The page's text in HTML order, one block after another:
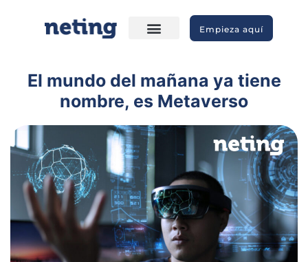
Empieza aquí
El mundo del mañana ya tiene
nombre, es Metaverso